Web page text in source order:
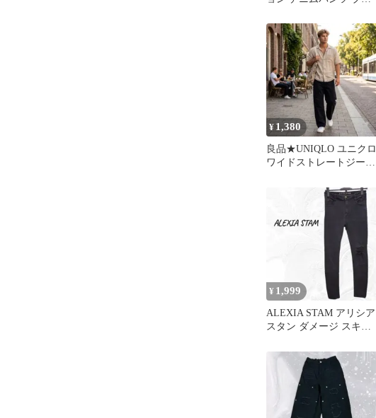
¥ 1,380
良品★UNIQLO ユニクロ
ワイドストレートジーン
¥ 1,999
ALEXIA STAM アリシア
スタン ダメージ スキニ